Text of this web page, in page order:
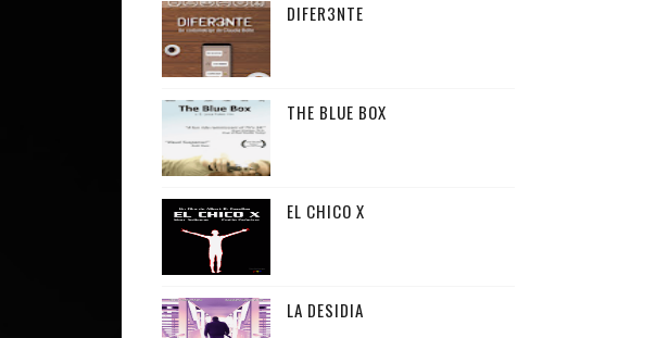
DIFER3NTE
THE BLUE BOX
EL CHICO X
LA DESIDIA